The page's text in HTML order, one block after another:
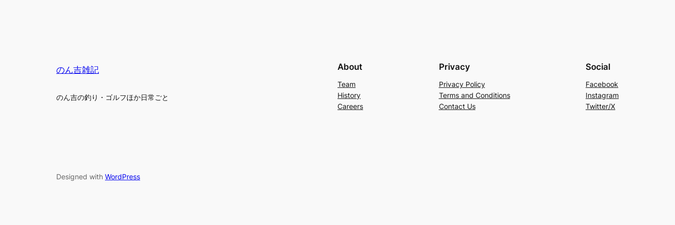
のん吉雑記
のん吉の釣り・ゴルフほか日常ごと
About
Team
History
Careers
Privacy
Privacy Policy
Terms and Conditions
Contact Us
Social
Facebook
Instagram
Twitter/X
Designed with WordPress